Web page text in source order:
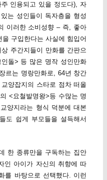
인용되고 있을 정도다), 자
는 성인들이 독자층을 형성
이러한 소비성향 – 즉, 좋아
구입한다는 사실에 힘입어
주간지들이 만화를 간판으
돌> 등 많은 명작 성인만화
르는 명랑만화로, 64년 창간
양잡지의 스타로 점차 떠올
<요철발명왕>등 수많는 명
양지라는 형식 덕분에 대본
도 쉽게 부모들을 설득해서
한 종류만을 구독하는 집안
인 아이가 자신의 취향에 따
를 바탕으로 선택했다. 이런